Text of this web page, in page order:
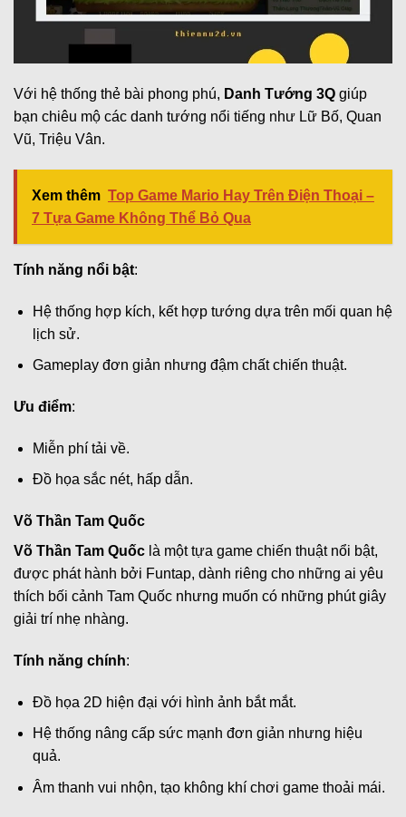
Với hệ thống thẻ bài phong phú, Danh Tướng 3Q giúp
bạn chiêu mộ các danh tướng nổi tiếng như Lữ Bố, Quan
Vũ, Triệu Vân.
Xem thêm Top Game Mario Hay Trên Điện Thoại –
7 Tựa Game Không Thể Bỏ Qua
Tính năng nổi bật:
Hệ thống hợp kích, kết hợp tướng dựa trên mối quan hệ
lịch sử.
Gameplay đơn giản nhưng đậm chất chiến thuật.
Ưu điểm:
Miễn phí tải về.
Đồ họa sắc nét, hấp dẫn.
Võ Thần Tam Quốc
Võ Thần Tam Quốc là một tựa game chiến thuật nổi bật,
được phát hành bởi Funtap, dành riêng cho những ai yêu
thích bối cảnh Tam Quốc nhưng muốn có những phút giây
giải trí nhẹ nhàng.
Tính năng chính:
Đồ họa 2D hiện đại với hình ảnh bắt mắt.
Hệ thống nâng cấp sức mạnh đơn giản nhưng hiệu
quả.
Âm thanh vui nhộn, tạo không khí chơi game thoải mái.